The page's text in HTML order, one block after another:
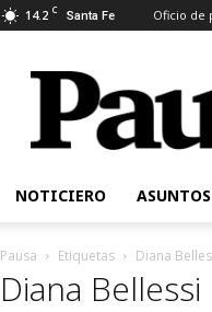
14.2 C Santa Fe Oficio de
Pausa
NOTICIERO
Pausa Etiquetas Diana
Diana Bellessi